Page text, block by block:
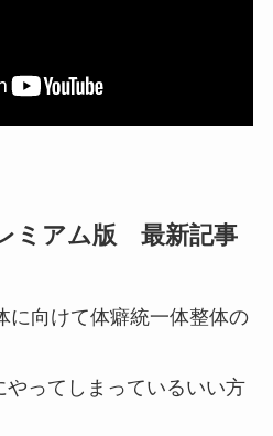
ミアム版 最新記事
向けて体癖統一体整体の
ってしまっているいい方